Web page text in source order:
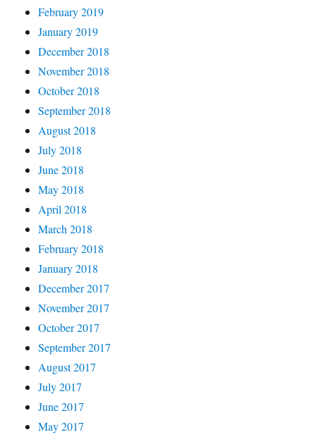
February 2019
January 2019
December 2018
November 2018
October 2018
September 2018
August 2018
July 2018
June 2018
May 2018
April 2018
March 2018
February 2018
January 2018
December 2017
November 2017
October 2017
September 2017
August 2017
July 2017
June 2017
May 2017